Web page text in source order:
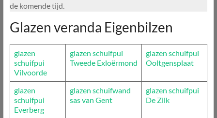
de komende tijd.
Glazen veranda Eigenbilzen
glazen
schuifpui
Vilvoorde
glazen schuifpui
Tweede Exloërmond
glazen schuifpui
Ooltgensplaat
glazen
schuifpui
Everberg
glazen schuifwand
sas van Gent
glazen schuifpui
De Zilk